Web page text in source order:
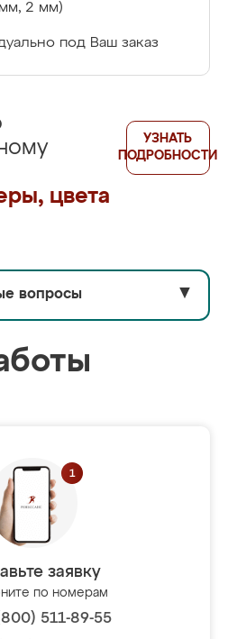
2 мм)
под Ваш заказ
цвета
УЗНАТЬ
ПОДРОБНОСТИ
вопросы ▼
заявку
по номерам
511-89-55